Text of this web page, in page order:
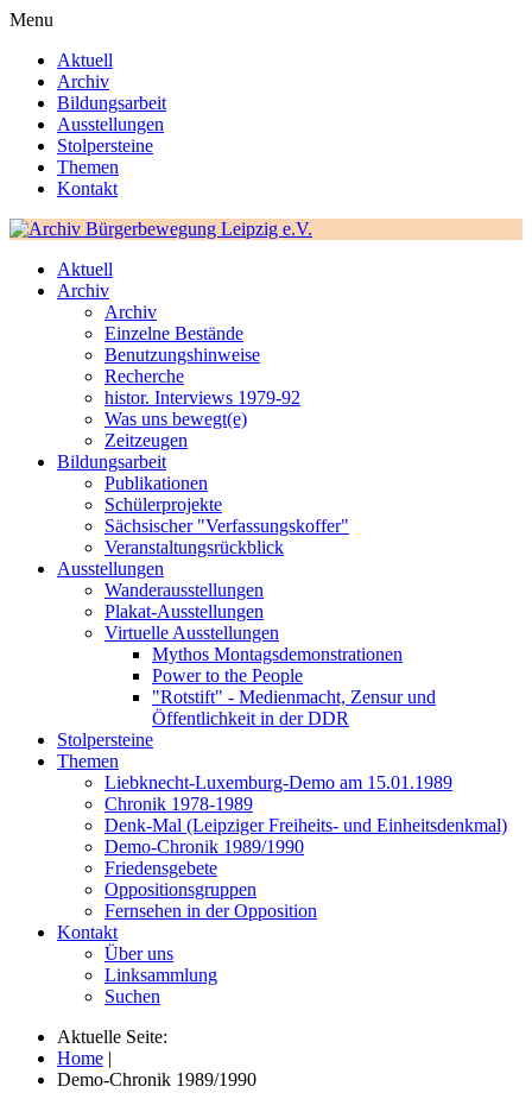
Menu
Aktuell
Archiv
Bildungsarbeit
Ausstellungen
Stolpersteine
Themen
Kontakt
Aktuell
Archiv
Archiv
Einzelne Bestände
Benutzungshinweise
Recherche
histor. Interviews 1979-92
Was uns bewegt(e)
Zeitzeugen
Bildungsarbeit
Publikationen
Schülerprojekte
Sächsischer "Verfassungskoffer"
Veranstaltungsrückblick
Ausstellungen
Wanderausstellungen
Plakat-Ausstellungen
Virtuelle Ausstellungen
Mythos Montagsdemonstrationen
Power to the People
"Rotstift" - Medienmacht, Zensur und
Öffentlichkeit in der DDR
Stolpersteine
Themen
Liebknecht-Luxemburg-Demo am 15.01.1989
Chronik 1978-1989
Denk-Mal (Leipziger Freiheits- und Einheitsdenkmal)
Demo-Chronik 1989/1990
Friedensgebete
Oppositionsgruppen
Fernsehen in der Opposition
Kontakt
Über uns
Linksammlung
Suchen
Aktuelle Seite:
Home |
Demo-Chronik 1989/1990